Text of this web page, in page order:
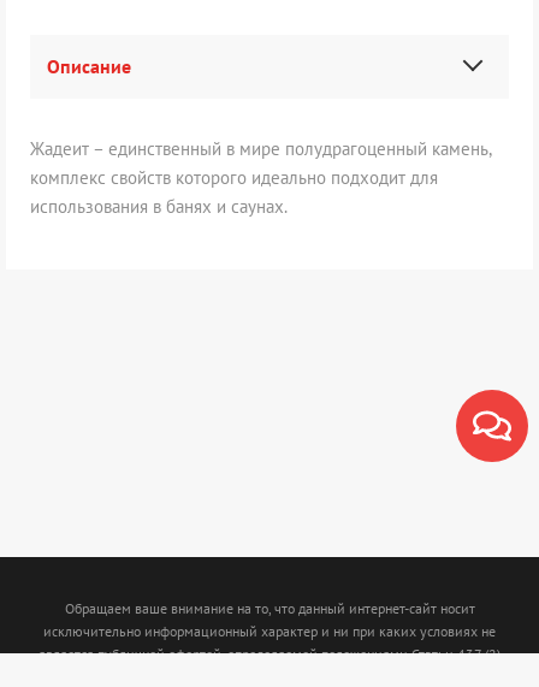
Описание
Жадеит – единственный в мире полудрагоценный камень,
комплекс свойств которого идеально подходит для
использования в банях и саунах.
Обращаем ваше внимание на то, что данный интернет-сайт носит
исключительно информационный характер и ни при каких условиях не
является публичной офертой, определяемой положениями Статьи 437 (2)